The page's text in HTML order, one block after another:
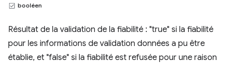
booléen
Résultat de la validation de la fiabilité : "true" si la fiabilité
pour les informations de validation données a pu être
établie, et "false" si la fiabilité est refusée pour une raison